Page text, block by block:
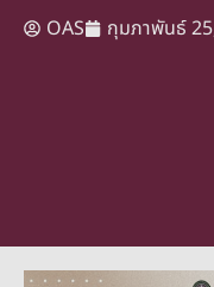
OAS กุมภาพันธ์